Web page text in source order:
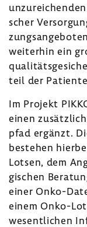
scher
weiterhin ein
teil der
Im Projekt
einen
pfad ergänzt.
bestehen
Lotsen, dem
gi­schen
einer Onko-​
einem Onko-​
wesent­li­chen